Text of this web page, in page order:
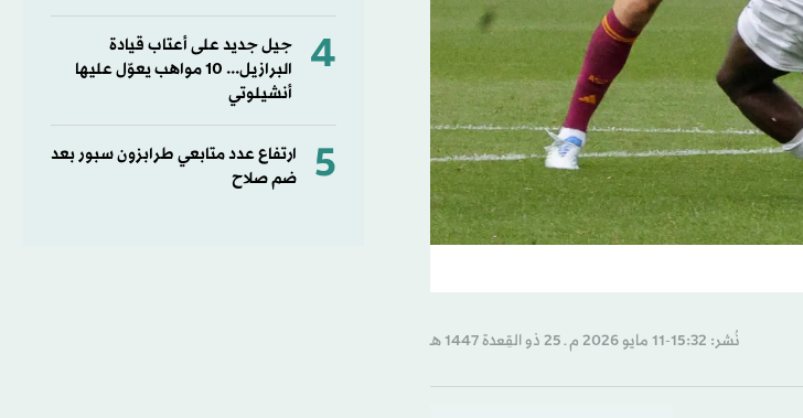
نُشر: 15:32-11 مايو 2026 م ـ 25 ذو القِعدة 1447 هـ
4
جيل جديد على أعتاب قيادة
البرازيل... 10 مواهب يعوّل عليها
أنشيلوتي
5
ارتفاع عدد متابعي طرابزون سبور بعد
ضم صلاح